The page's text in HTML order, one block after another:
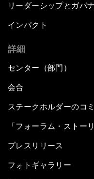
リーダーシップとガバ
インパクト
詳細
センター（部門）
会合
ステークホルダーのコ
「フォーラム・ストーリ
プレスリリース
フォトギャラリー